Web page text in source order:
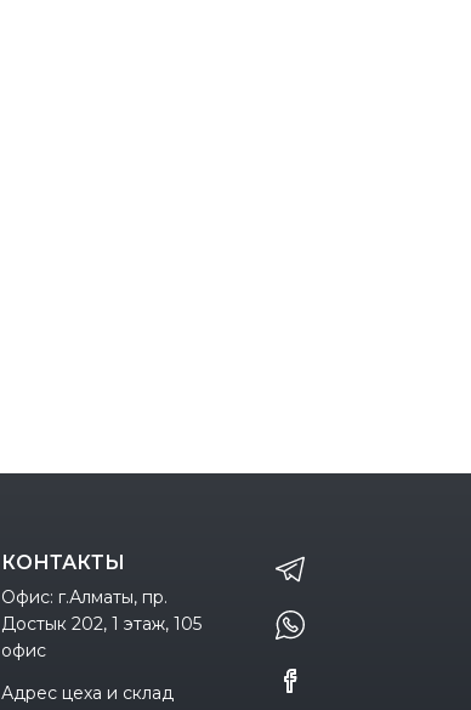
КОНТАКТЫ
Офис: г.Алматы, пр.
Достык 202, 1 этаж, 105
офис
Адрес цеха и склад